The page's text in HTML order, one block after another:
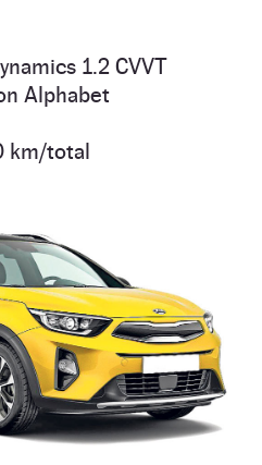
1.2 CVVT
Alphabet
km/total